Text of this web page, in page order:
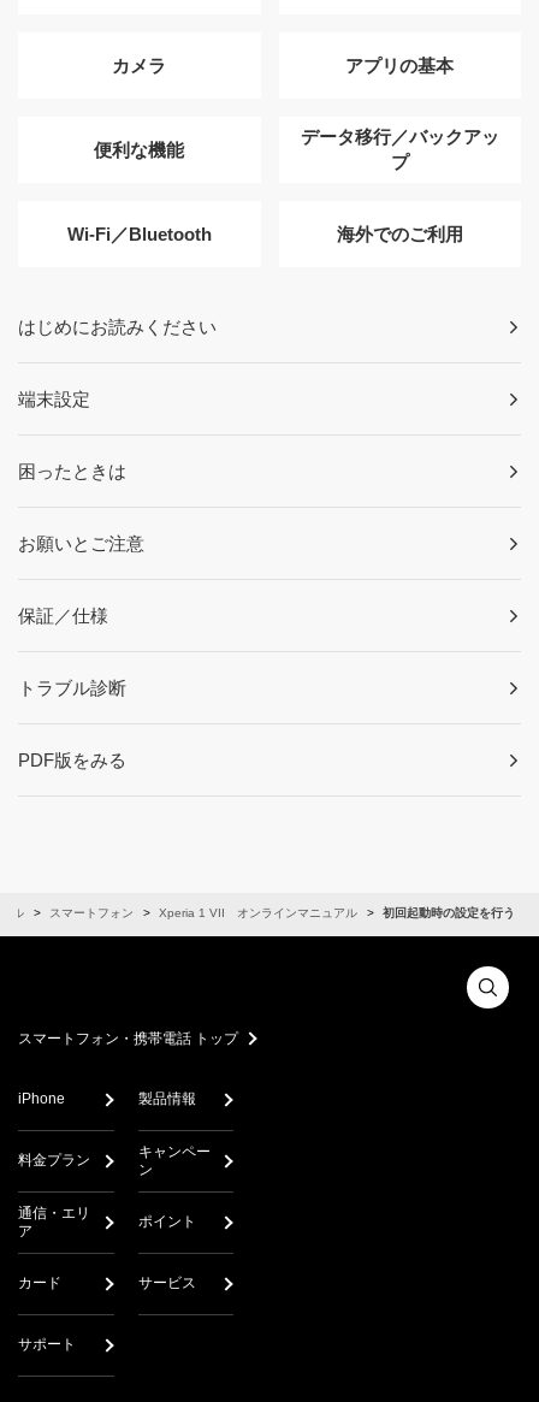
カメラ アプリの基本
便利な機能
データ移行／バックアッ
プ
Wi-Fi／Bluetooth 海外でのご利用
はじめにお読みください
端末設定
困ったときは
お願いとご注意
保証／仕様
トラブル診断
PDF版をみる
ル スマートフォン Xperia 1 VII オンラインマニュアル 初回起動時の設定を行う
スマートフォン・携帯電話 トップ
iPhone 製品情報
料金プラン
キャンペー
ン
通信・エリ
ア
ポイント
カード サービス
サポート